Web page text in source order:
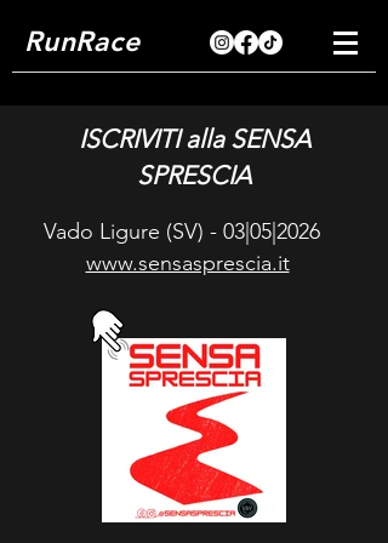
RunRace
ISCRIVITI alla SENSA
SPRESCIA
Vado Ligure (SV) - 03|05|2026
www.sensasprescia.it